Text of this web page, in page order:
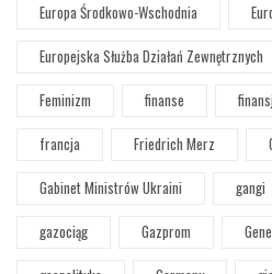
Europa Środkowo-Wschodnia
Europejska Służba Działań Zewnętrznych
Feminizm
finanse
francja
Friedrich Merz
Gabinet Ministrów Ukraini
gangi
gazociąg
Gazprom